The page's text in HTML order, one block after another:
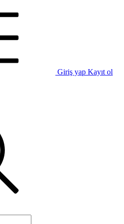
Giriş yap Kayıt ol